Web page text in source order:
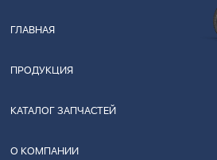
ГЛАВНАЯ
ПРОДУКЦИЯ
КАТАЛОГ ЗАПЧАСТЕЙ
О КОМПАНИИ